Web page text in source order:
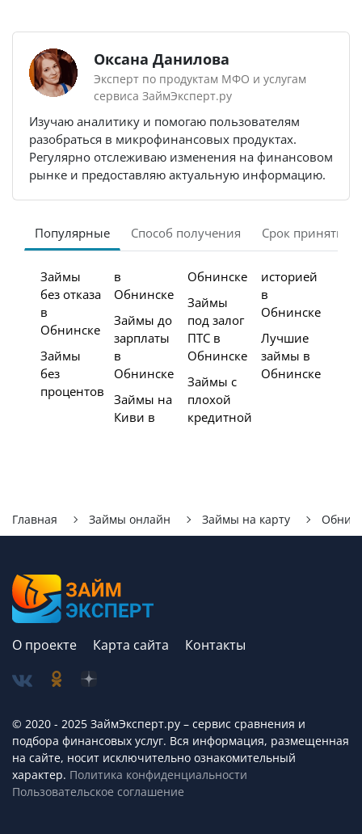
Оксана Данилова
Эксперт по продуктам МФО и услугам
сервиса ЗаймЭксперт.ру
Изучаю аналитику и помогаю пользователям
разобраться в микрофинансовых продуктах.
Регулярно отслеживаю изменения на финансовом
рынке и предоставляю актуальную информацию.
Популярные Способ получения Срок принятия
Займы
без отказа
в
Обнинске
Займы
без
процентов
в
Обнинске
Займы до
зарплаты
в
Обнинске
Займы на
Киви в
Обнинске
Займы
под залог
ПТС в
Обнинске
Займы с
плохой
кредитной
историей
в
Обнинске
Лучшие
займы в
Обнинске
Главная Займы онлайн Займы на карту
О проекте Карта сайта Контакты
© 2020 - 2025 ЗаймЭксперт.ру – сервис cравнения и
подбора финансовых услуг. Вся информация, размещенная
на сайте, носит исключительно ознакомительный
характер. Политика конфиденциальности
Пользовательское соглашение